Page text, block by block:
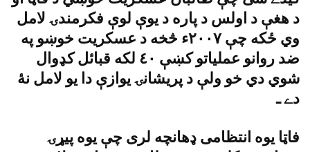
د هغې د اولس د پاره د يوې لوې فکرمندۍ لامل
وي ځکه چې ٢٠٠٧ء څخه د عسکريت خوښو په
ضد روانو عملياتو کښې ٤٠ لکه قبائل کډوال
شوي دي خو ولې د پريشانۍ يوازې دا يو لامل نۀ
دے ـ
فاټا يوه انتظامى ډهانچه لرى چې يوه پيړۍ